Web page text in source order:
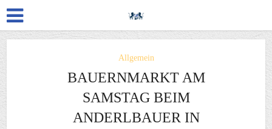
Allgemein
BAUERNMARKT AM
SAMSTAG BEIM
ANDERLBAUER IN